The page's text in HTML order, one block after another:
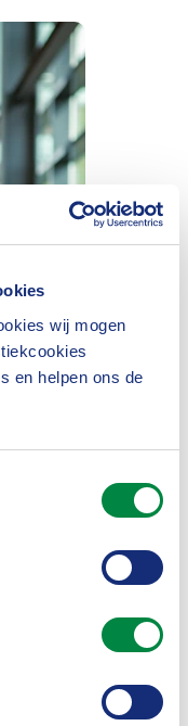
wij mogen
en helpen ons de
Zakelijk.
mogelijk mkb-